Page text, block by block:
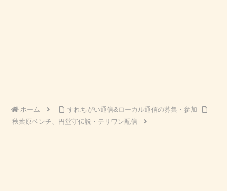
ホーム
すれちがい通信&ローカル通信の募集・参加
秋葉原ベンチ、円堂守伝説・テリワン配信